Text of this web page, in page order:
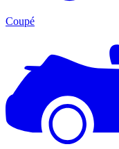
Coupé